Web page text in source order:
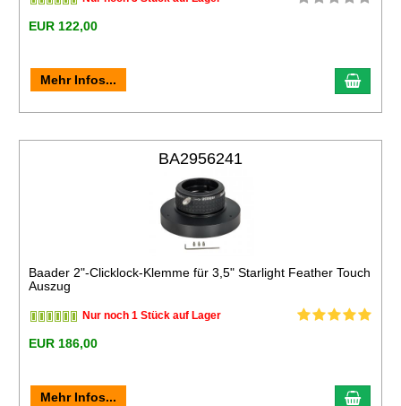
EUR 122,00
Mehr Infos...
BA2956241
Baader 2"-Clicklock-Klemme für 3,5" Starlight Feather Touch
Auszug
Nur noch 1 Stück auf Lager
EUR 186,00
Mehr Infos...